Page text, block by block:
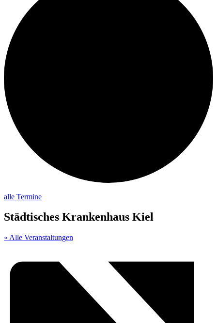
alle Termine
Städtisches Krankenhaus Kiel
« Alle Veranstaltungen